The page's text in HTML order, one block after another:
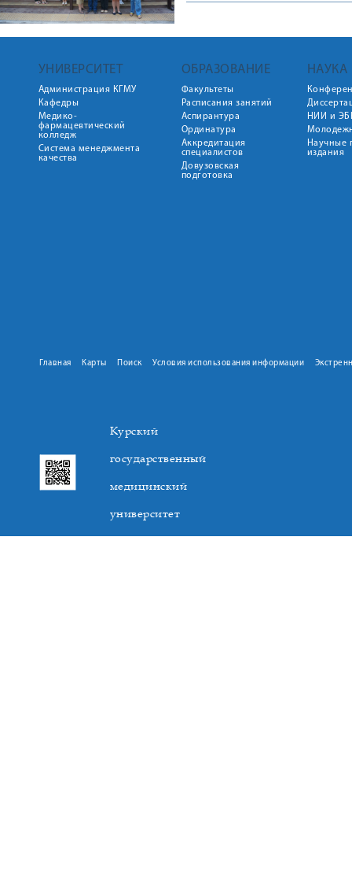
УНИВЕРСИТЕТ
Администрация КГМУ
Кафедры
Медико-
фармацевтический
колледж
Система менеджмента
качества
ОБРАЗОВАНИЕ
Факультеты
Расписания занятий
Аспирантура
Ординатура
Аккредитация
специалистов
Довузовская
подготовка
НАУКА
НИИ и
Научные
издания
Главная Карты Поиск Условия использования информации
Курский
государственный
медицинский
университет